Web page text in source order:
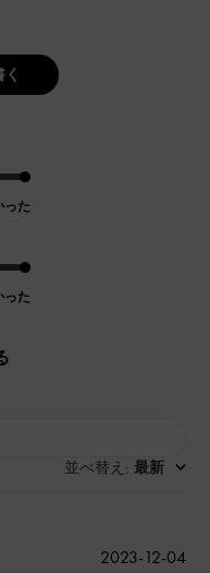
った
った
並べ替え : 最新
公
2023-12-04